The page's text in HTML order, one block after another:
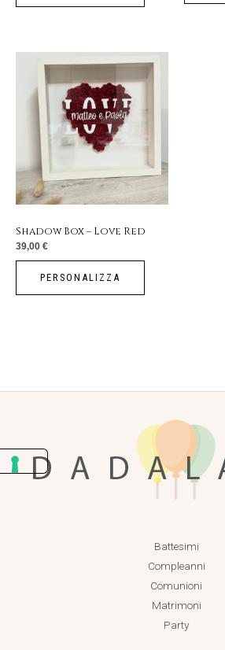
Shadow Box – Love Red
39,00 €
PERSONALIZZA
Battesimi
Compleanni
Comunioni
Matrimoni
Party